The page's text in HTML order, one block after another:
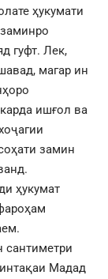
ҳукумати
гуфт. Лек,
магар ин
ишғол ва
замин
ҳукумат
сантиметри
Мадад